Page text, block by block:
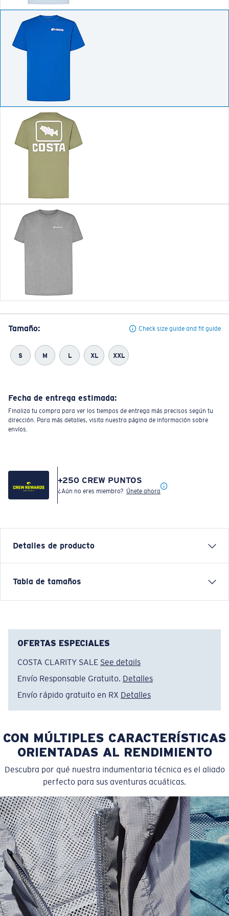
Tamaño: Check size guide and fit guide
S M L XL XXL
Fecha de entrega estimada:
Finaliza tu compra para ver los tiempos de entrega más precisos según tu
dirección. Para más detalles, visita nuestra página de información sobre
envíos.
+250 CREW PUNTOS
¿Aún no eres miembro? Únete ahora
Detalles de producto
CAMISETA DE MANGA CORTA COSTA CLASSIC
Color:Royal Blue Tuna
Tabla de tamaños
SIZES 1. CHEST 2. BODY LENGTH 3. SLEEVE LENGTH
S 19" 27” 7 ¾”
M 21" 28" 8 ¼”
L 23” 29” 8 ¾”
OFERTAS ESPECIALES
COSTA CLARITY SALE See details
Envío Responsable Gratuito. Detalles
Envío rápido gratuito en RX Detalles
CON MÚLTIPLES CARACTERÍSTICAS
ORIENTADAS AL RENDIMIENTO
Descubra por qué nuestra indumentaria técnica es el aliado
perfecto para sus aventuras acuáticas.